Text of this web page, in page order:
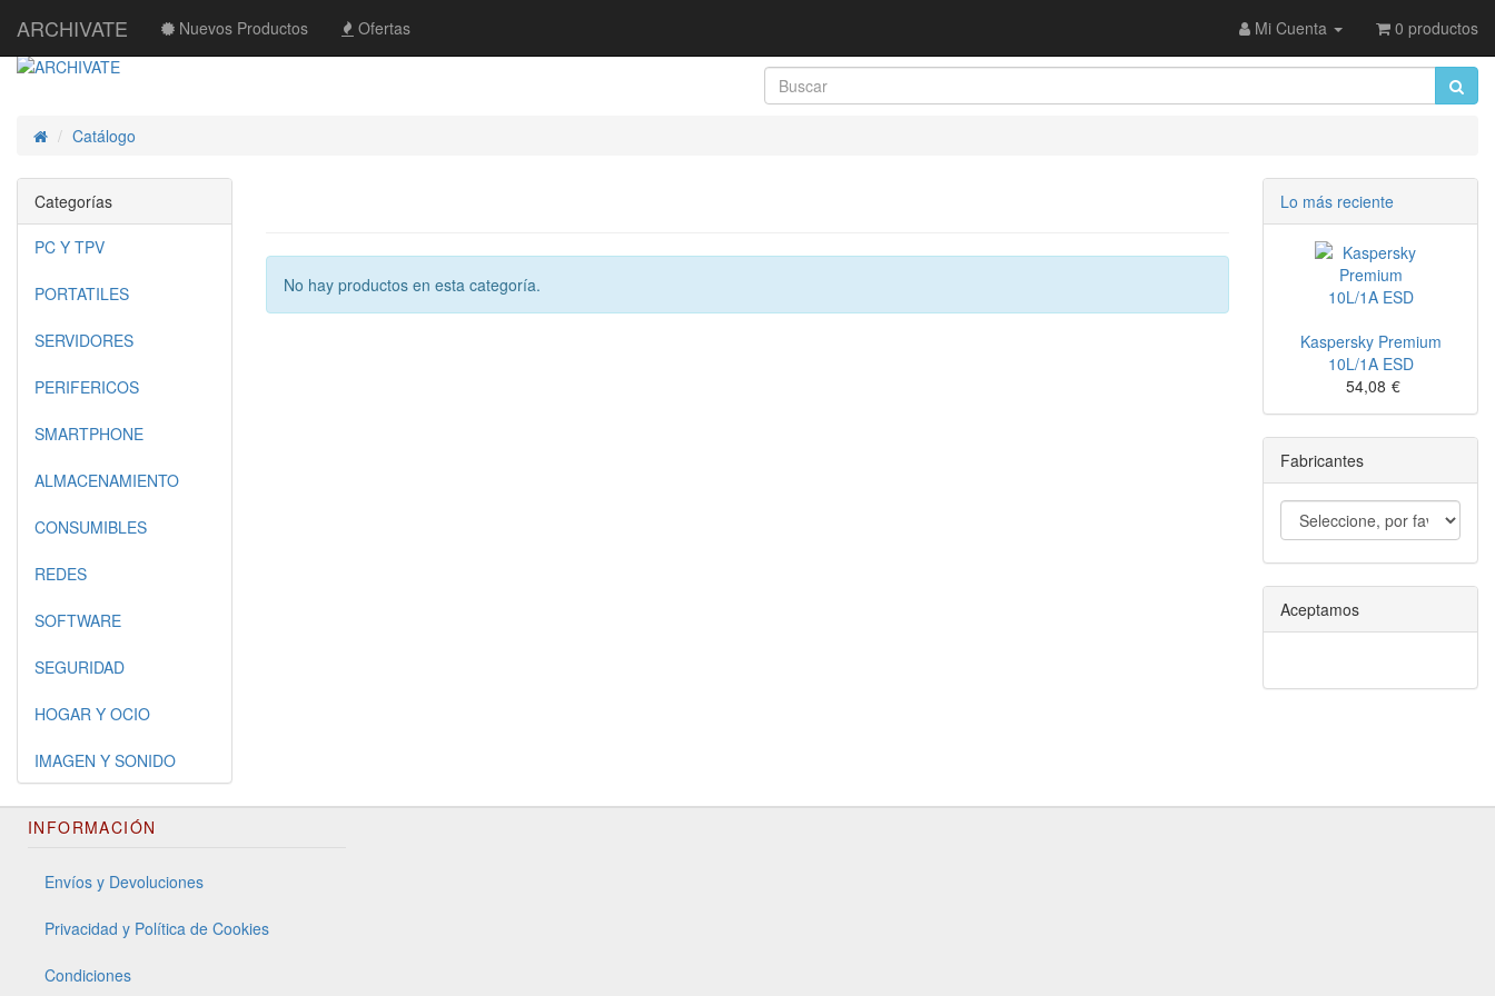
ARCHIVATE Nuevos Productos Ofertas Mi Cuenta 0 productos
InicioCatálogo
No hay productos en esta categoría.
Categorías
PC Y TPV
PORTATILES
SERVIDORES
PERIFERICOS
SMARTPHONE
ALMACENAMIENTO
CONSUMIBLES
REDES
SOFTWARE
SEGURIDAD
HOGAR Y OCIO
IMAGEN Y SONIDO
Lo más reciente
Kaspersky Premium
10L/1A ESD
54,08 €
Fabricantes
Aceptamos
INFORMACIÓN
Envíos y Devoluciones
Privacidad y Política de Cookies
Condiciones